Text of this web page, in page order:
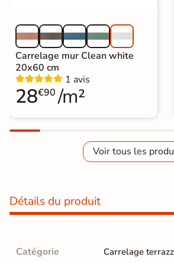
Carrelage mur Clean white
20x60 cm
1 avis
28€90 /m²
Voir tous les
Détails du produit
Catégorie Carrelage